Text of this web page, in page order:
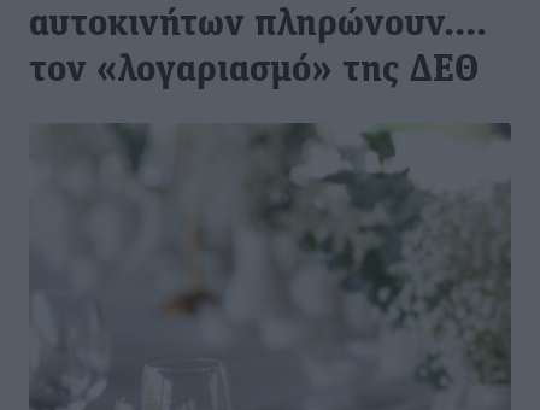
αυτοκινήτων πληρώνουν….
τον «λογαριασμό» της ΔΕΘ